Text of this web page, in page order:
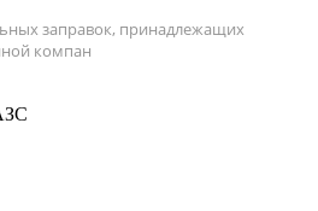
заправок, принадлежащих
компан